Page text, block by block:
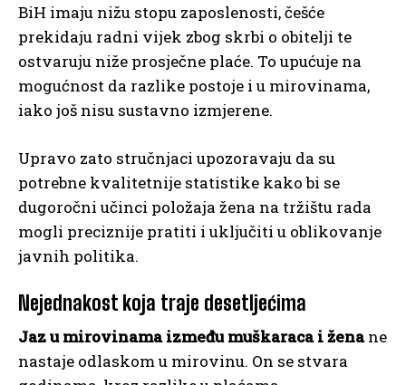
BiH imaju nižu stopu zaposlenosti, češće
prekidaju radni vijek zbog skrbi o obitelji te
ostvaruju niže prosječne plaće. To upućuje na
mogućnost da razlike postoje i u mirovinama,
iako još nisu sustavno izmjerene.
Upravo zato stručnjaci upozoravaju da su
potrebne kvalitetnije statistike kako bi se
dugoročni učinci položaja žena na tržištu rada
mogli preciznije pratiti i uključiti u oblikovanje
javnih politika.
Nejednakost koja traje desetljećima
Jaz u mirovinama između muškaraca i ženane
nastaje odlaskom u mirovinu. On se stvara